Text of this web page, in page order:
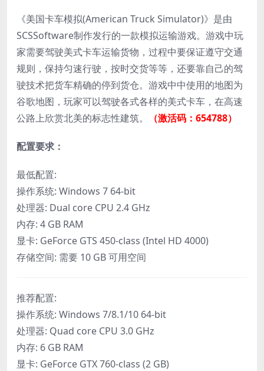
《美国卡车模拟(American Truck Simulator)》是由
SCSSoftware制作发行的一款模拟运输游戏。游戏中玩
家需要驾驶美式卡车运输货物，过程中要保证遵守交通
规则，保持匀速行驶，按时交货等等，还要靠自己的驾
驶技术把货车精确的停到货仓。游戏中中使用的地图为
谷歌地图，玩家可以驾驶各式各样的美式卡车，在高速
公路上欣赏北美的标志性建筑。
（激活码：654788）
配置要求：
最低配置:
操作系统: Windows 7 64-bit
处理器: Dual core CPU 2.4 GHz
内存: 4 GB RAM
显卡: GeForce GTS 450-class (Intel HD 4000)
存储空间: 需要 10 GB 可用空间
推荐配置:
操作系统: Windows 7/8.1/10 64-bit
处理器: Quad core CPU 3.0 GHz
内存: 6 GB RAM
显卡: GeForce GTX 760-class (2 GB)